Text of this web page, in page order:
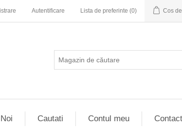
Autentificare Lista de preferinte (0) Cos
Cautati Contul meu